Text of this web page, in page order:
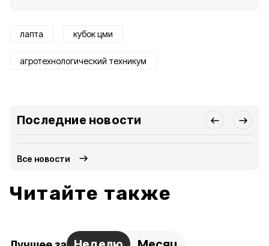
лапта кубок цми
агротехнологический техникум
Последние новости
Все новости
Читайте также